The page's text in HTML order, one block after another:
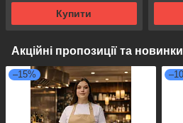
Купити
Акційні пропозиції та новинки
–15%